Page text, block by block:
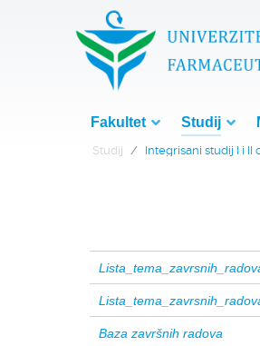
Fakultet Studij
Studij Integrisani studij I i II
Baza završnih radova